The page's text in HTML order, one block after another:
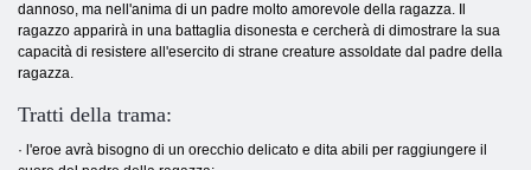
dannoso, ma nell'anima di un padre molto amorevole della ragazza. Il
ragazzo apparirà in una battaglia disonesta e cercherà di dimostrare la sua
capacità di resistere all'esercito di strane creature assoldate dal padre della
ragazza.
Tratti della trama:
· l'eroe avrà bisogno di un orecchio delicato e dita abili per raggiungere il